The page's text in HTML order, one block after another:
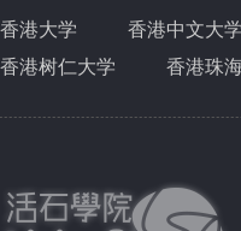
香港大学 香港中文大学
香港树仁大学
香港珠